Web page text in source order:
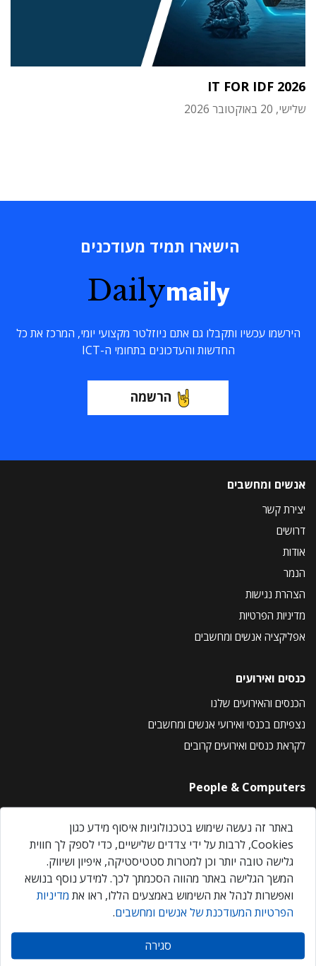
IT FOR IDF 2026
שלישי, 20 באוקטובר 2026
הישארו תמיד מעודכנים
Dailymaily
הירשמו עכשיו ותקבלו גם אתם ניוזלטר מקצועי יומי, המרכז את כל
החדשות והעדכונים בתחומי ה-ICT
הרשמה
אנשים ומחשבים
יצירת קשר
דרושים
אודות
הנמר
הצהרת נגישות
מדיניות הפרטיות
אפליקציה אנשים ומחשבים
כנסים ואירועים
הכנסים והאירועים שלנו
נצפיתם בכנסי ואירועי אנשים ומחשבים
לקראת כנסים ואירועים קרובים
People & Computers
About Us
Privacy Policy
Contact Us
Our Events
אנשים ומחשבים © 2026 – כל הזכויות שמורות
באתר זה נעשה שימוש בטכנולוגיות איסוף מידע כגון
Cookies, לרבות על ידי צדדים שלישיים, כדי לספק לך חווית
גלישה טובה יותר וכן למטרות סטטיסטיקה, איפיון ושיווק.
המשך הגלישה באתר מהווה הסכמתך לכך. למידע נוסף בנושא
ואפשרות לנהל את השימוש באמצעים הללו, ראו את מדיניות
הפרטיות המעודכנת של אנשים ומחשבים.
סגירה